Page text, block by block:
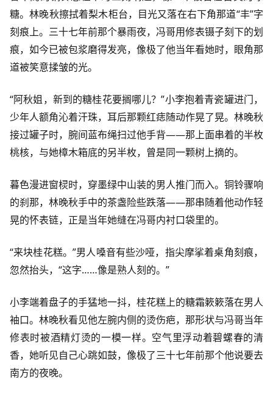
糖。林晚秋擦拭着梨木柜台，目光又落在右下角那道“丰”字
刻痕上。三十七年前那个暴雨夜，冯哥用修表镊子刻下的划
痕，如今已被包浆磨得发亮，像极了他当年看她时，眼角那
道被笑意揉皱的光。
“阿秋姐，新到的糖桂花要搁哪儿？”小李抱着青瓷罐进门，
少年人额角沁着汗珠，耳后那颗红痣随动作晃了晃。林晚秋
接过罐子时，腕间蓝布绳扫过他手背——那上面串着的半枚
桃核，与她樟木箱底的另半枚，曾是同一颗树上摘的。
暮色漫进窗棂时，穿墨绿中山装的男人推门而入。铜铃骤响
的刹那，林晚秋手中的茶盏险些跌落——那串随着他动作轻
晃的怀表链，正是当年她缝在冯哥内衬口袋里的。
“来块桂花糕。”男人嗓音有些沙哑，指尖摩挲着桌角刻痕，
忽然抬头，“这字……像是熟人刻的。”
小李端着盘子的手猛地一抖，桂花糕上的糖霜簌簌落在男人
袖口。林晚秋看见他左腕内侧的烫伤疤，那形状与冯哥当年
修表时被酒精灯烫的一模一样。空气里浮动着碧螺春的清
香，她听见自己心跳如鼓，像极了三十七年前那个他说要去
南方的夜晚。